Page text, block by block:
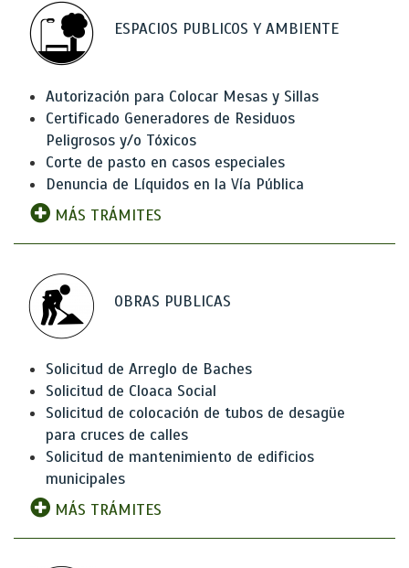
ESPACIOS PUBLICOS Y AMBIENTE
Autorización para Colocar Mesas y Sillas
Certificado Generadores de Residuos
Peligrosos y/o Tóxicos
Corte de pasto en casos especiales
Denuncia de Líquidos en la Vía Pública
MÁS TRÁMITES
OBRAS PUBLICAS
Solicitud de Arreglo de Baches
Solicitud de Cloaca Social
Solicitud de colocación de tubos de desagüe
para cruces de calles
Solicitud de mantenimiento de edificios
municipales
MÁS TRÁMITES